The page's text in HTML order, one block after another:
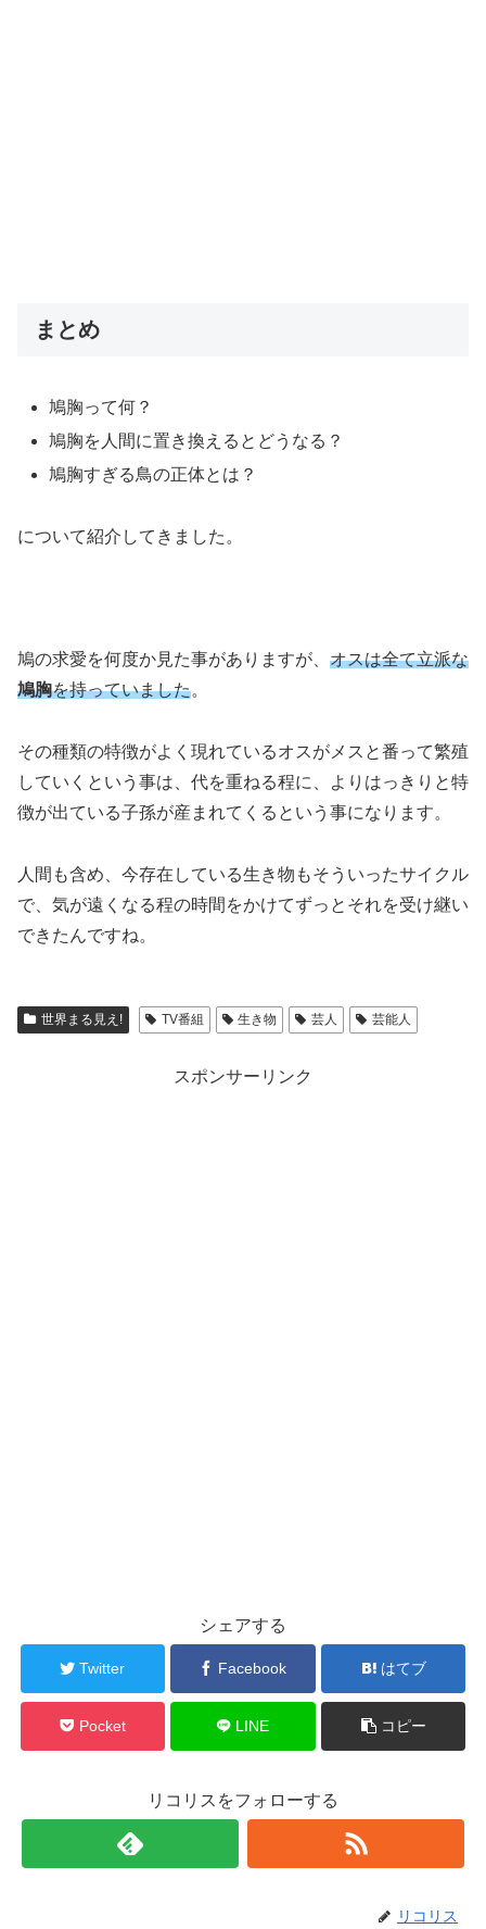
まとめ
鳩胸って何？
鳩胸を人間に置き換えるとどうなる？
鳩胸すぎる鳥の正体とは？
について紹介してきました。
鳩の求愛を何度か見た事がありますが、 オスは全て立派な
鳩胸を持っていました。
その種類の特徴がよく現れているオスがメスと番って繁殖
していくという事は、代を重ねる程に、よりはっきりと特
徴が出ている子孫が産まれてくるという事になります。
人間も含め、今存在している生き物もそういったサイクル
で、気が遠くなる程の時間をかけてずっとそれを受け継い
できたんですね。
世界まる見え! TV番組 生き物 芸人 芸能人
スポンサーリンク
シェアする
Twitter Facebook はてブ
Pocket LINE コピー
リコリスをフォローする
リコリス